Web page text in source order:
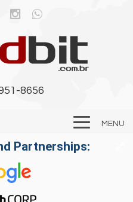
8656
MENU
Partnerships: